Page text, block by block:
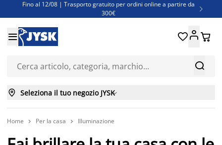
Fino al 12/08 | Trasporto gratuito per ordini online a partire da
300€

Super offerte d'estate | Oltre 1.500 articoli fino al 70%
Finanziamenti - Scegli il piano di rimborso più adatto a te


 
 Seleziona il tuo negozio JYSK
Home  Per la casa  Illuminazione